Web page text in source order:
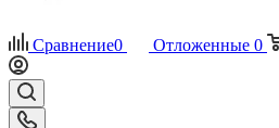
Сравнение0 Отложенные 0